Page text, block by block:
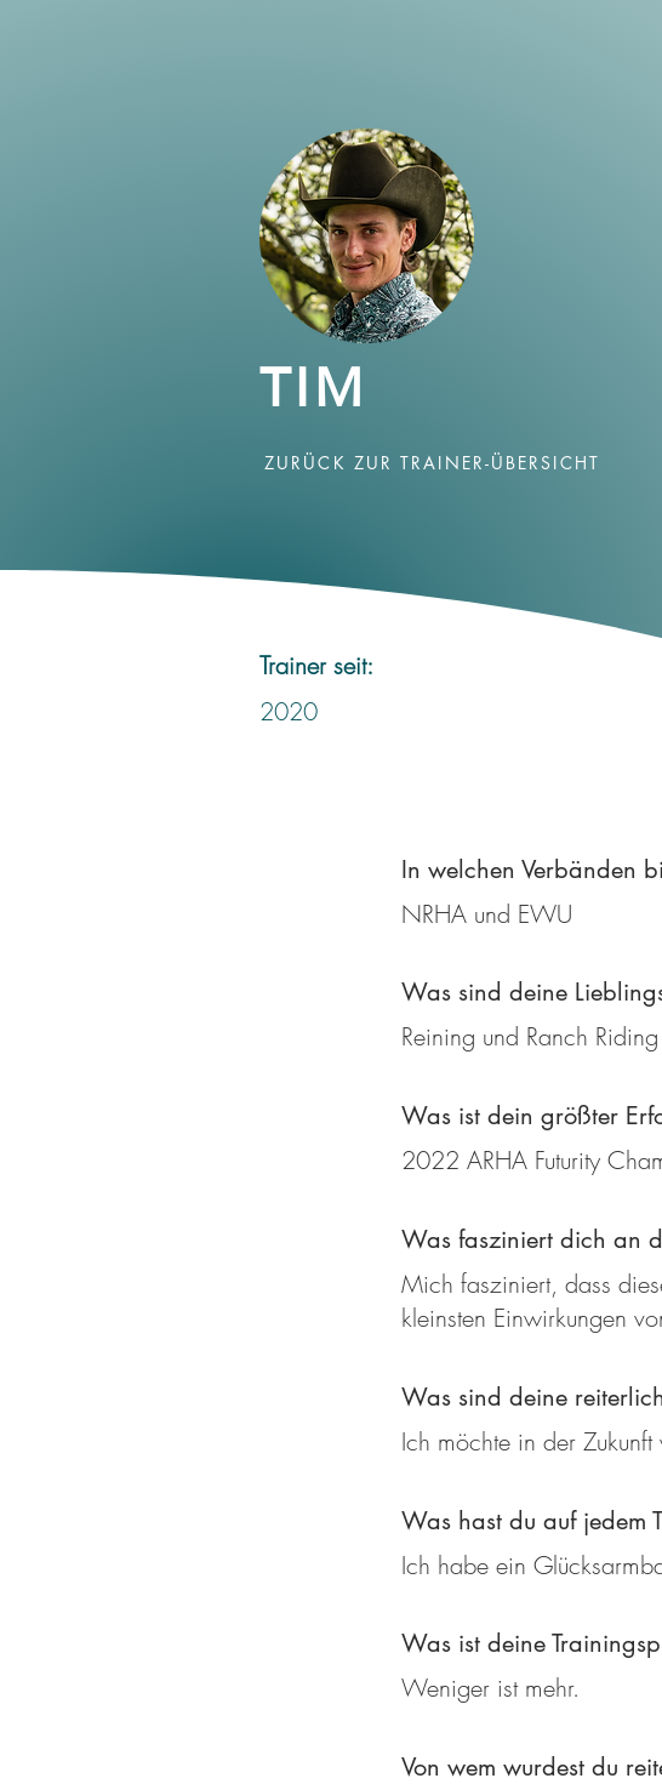
TIM
ZURÜCK ZUR TRAINER-ÜBERSICHT
Trainer seit:
2020
In welchen Verbänden
NRHA und EWU
Was sind deine
Reining und Ranch Riding
Was ist dein größter
2022 ARHA Futurity
Was fasziniert dich an
Mich fasziniert, dass
kleinsten Einwirkungen
Was sind deine
Ich möchte in der
Was hast du auf jedem
Ich habe ein
Was ist deine
Weniger ist mehr.
Von wem wurdest du